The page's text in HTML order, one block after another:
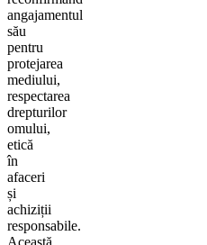
angajamentul
său
pentru
protejarea
mediului,
respectarea
drepturilor
omului,
etică
în
afaceri
și
achiziții
responsabile.
Această